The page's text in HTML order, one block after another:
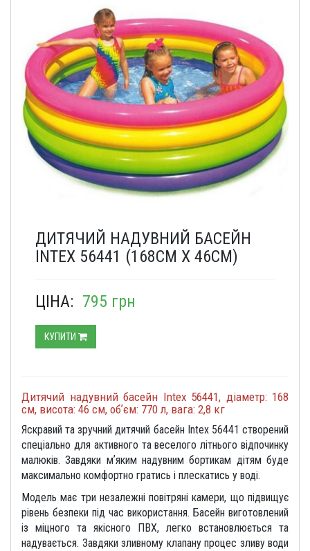
ДИТЯЧИЙ НАДУВНИЙ БАСЕЙН
INTEX 56441 (168СМ Х 46СМ)
ЦІНА: 795 грн
КУПИТИ
Дитячий надувний басейн Intex 56441, діаметр: 168
см, висота: 46 см, обʼєм: 770 л, вага: 2,8 кг
Яскравий та зручний дитячий басейн Intex 56441 створений
спеціально для активного та веселого літнього відпочинку
малюків. Завдяки мʼяким надувним бортикам дітям буде
максимально комфортно гратись і плескатись у воді.
Модель має три незалежні повітряні камери, що підвищує
рівень безпеки під час використання. Басейн виготовлений
із міцного та якісного ПВХ, легко встановлюється та
надувається. Завдяки зливному клапану процес зливу води